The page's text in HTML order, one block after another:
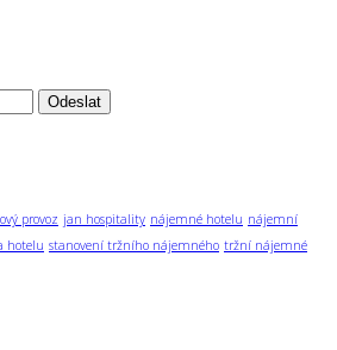
provoz jan hospitality nájemné hotelu nájemní
hotelu stanovení tržního nájemného tržní nájemné